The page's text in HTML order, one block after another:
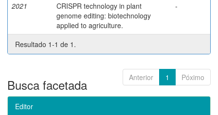
2021
CRISPR technology in plant
genome editing: biotechnology
applied to agriculture.
-
Resultado 1-1 de 1.
Anterior 1 Póximo
Busca facetada
Editor